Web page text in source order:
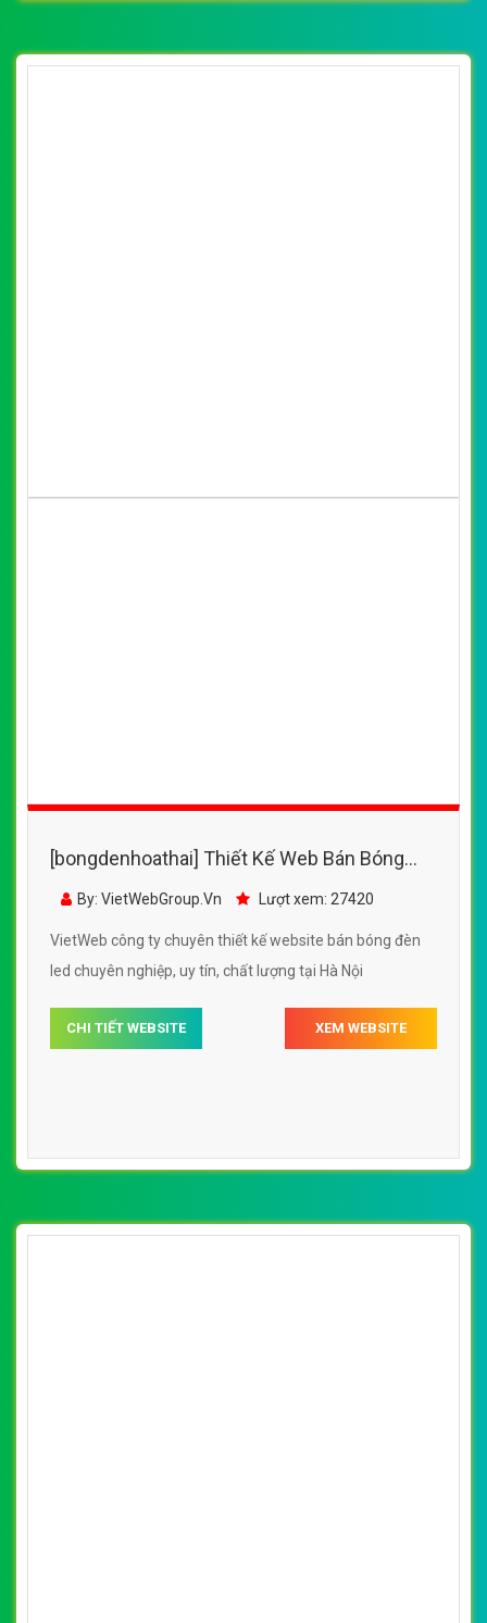
[bongdenhoathai] Thiết Kế Web Bán Bóng
Đèn Led Sài Gòn đẹp, chuyên nghiệp chuẩn
By: VietWebGroup.Vn Lượt xem: 27420
VietWeb công ty chuyên thiết kế website bán bóng đèn
led chuyên nghiệp, uy tín, chất lượng tại Hà Nội
CHI TIẾT WEBSITE XEM WEBSITE